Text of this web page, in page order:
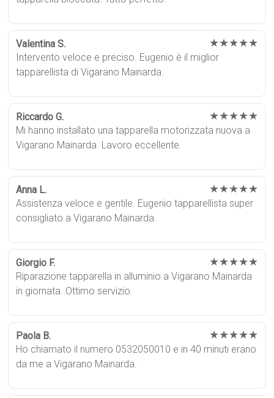
Valentina S. ★★★★★
Intervento veloce e preciso. Eugenio è il miglior
tapparellista di Vigarano Mainarda.
Riccardo G. ★★★★★
Mi hanno installato una tapparella motorizzata nuova a
Vigarano Mainarda. Lavoro eccellente.
Anna L. ★★★★★
Assistenza veloce e gentile. Eugenio tapparellista super
consigliato a Vigarano Mainarda.
Giorgio F. ★★★★★
Riparazione tapparella in alluminio a Vigarano Mainarda
in giornata. Ottimo servizio.
Paola B. ★★★★★
Ho chiamato il numero 0532050010 e in 40 minuti erano
da me a Vigarano Mainarda.